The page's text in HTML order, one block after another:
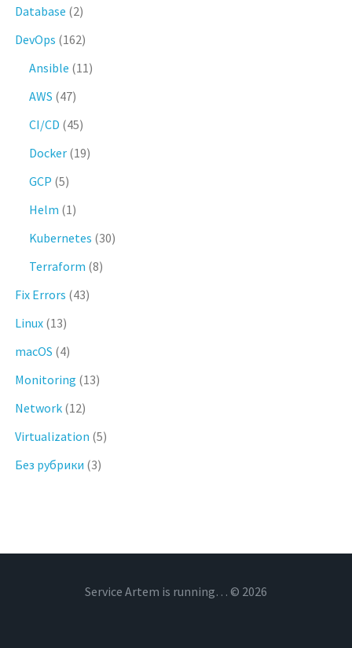
Database (2)
DevOps (162)
Ansible (11)
AWS (47)
CI/CD (45)
Docker (19)
GCP (5)
Helm (1)
Kubernetes (30)
Terraform (8)
Fix Errors (43)
Linux (13)
macOS (4)
Monitoring (13)
Network (12)
Virtualization (5)
Без рубрики (3)
Service Artem is running… © 2026